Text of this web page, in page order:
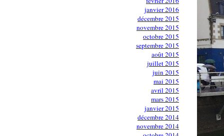
janvier 2016
décembre 2015
novembre 2015
octobre 2015
septembre 2015
août 2015
juillet 2015
juin 2015
mai 2015
avril 2015
mars 2015
janvier 2015
décembre 2014
novembre 2014